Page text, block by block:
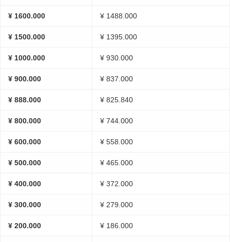
¥ 1600.000 ¥ 1488.000
¥ 1500.000 ¥ 1395.000
¥ 1000.000 ¥ 930.000
¥ 900.000 ¥ 837.000
¥ 888.000 ¥ 825.840
¥ 800.000 ¥ 744.000
¥ 600.000 ¥ 558.000
¥ 500.000 ¥ 465.000
¥ 400.000 ¥ 372.000
¥ 300.000 ¥ 279.000
¥ 200.000 ¥ 186.000